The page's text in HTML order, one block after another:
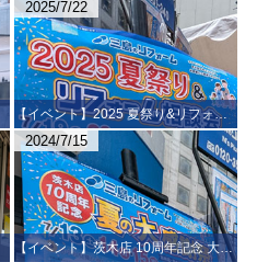
2025/7/22
【イベント】2025 夏祭り&リフォーム相談会 / 高槻店・茨木店 同時開催 ～ご来店ありがとうございました～
2024/7/15
【イベント】茨木店 10周年記念 大感謝祭り 高槻店・茨木店 同時開催 ～ご来店ありがとうございました～